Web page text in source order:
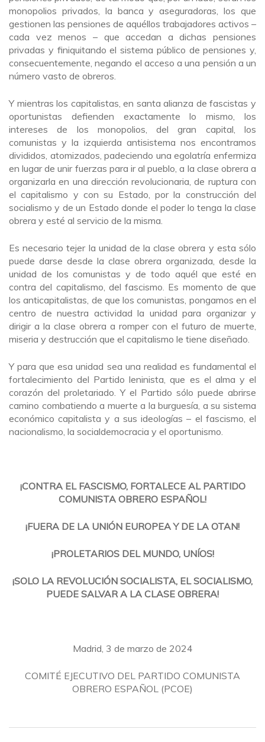
monopolios privados, la banca y aseguradoras, los que
gestionen las pensiones de aquéllos trabajadores activos –
cada vez menos – que accedan a dichas pensiones
privadas y finiquitando el sistema público de pensiones y,
consecuentemente, negando el acceso a una pensión a un
número vasto de obreros.
Y mientras los capitalistas, en santa alianza de fascistas y
oportunistas defienden exactamente lo mismo, los
intereses de los monopolios, del gran capital, los
comunistas y la izquierda antisistema nos encontramos
divididos, atomizados, padeciendo una egolatría enfermiza
en lugar de unir fuerzas para ir al pueblo, a la clase obrera a
organizarla en una dirección revolucionaria, de ruptura con
el capitalismo y con su Estado, por la construcción del
socialismo y de un Estado donde el poder lo tenga la clase
obrera y esté al servicio de la misma.
Es necesario tejer la unidad de la clase obrera y esta sólo
puede darse desde la clase obrera organizada, desde la
unidad de los comunistas y de todo aquél que esté en
contra del capitalismo, del fascismo. Es momento de que
los anticapitalistas, de que los comunistas, pongamos en el
centro de nuestra actividad la unidad para organizar y
dirigir a la clase obrera a romper con el futuro de muerte,
miseria y destrucción que el capitalismo le tiene diseñado.
Y para que esa unidad sea una realidad es fundamental el
fortalecimiento del Partido leninista, que es el alma y el
corazón del proletariado. Y el Partido sólo puede abrirse
camino combatiendo a muerte a la burguesía, a su sistema
económico capitalista y a sus ideologías – el fascismo, el
nacionalismo, la socialdemocracia y el oportunismo.
¡CONTRA EL FASCISMO, FORTALECE AL PARTIDO
COMUNISTA OBRERO ESPAÑOL!
¡FUERA DE LA UNIÓN EUROPEA Y DE LA OTAN!
¡PROLETARIOS DEL MUNDO, UNÍOS!
¡SOLO LA REVOLUCIÓN SOCIALISTA, EL SOCIALISMO,
PUEDE SALVAR A LA CLASE OBRERA!
Madrid, 3 de marzo de 2024
COMITÉ EJECUTIVO DEL PARTIDO COMUNISTA
OBRERO ESPAÑOL (PCOE)